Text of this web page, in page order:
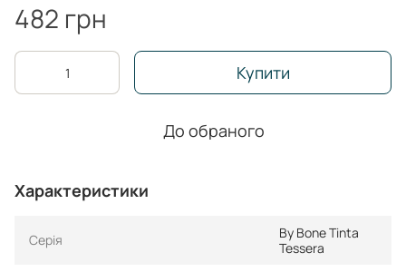
482 грн
Купити
До обраного
Характеристики
Серія
By Bone Tinta
Tessera